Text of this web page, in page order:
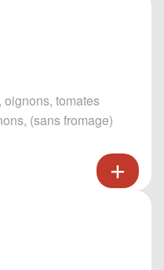
oignons, tomates
(sans fromage)